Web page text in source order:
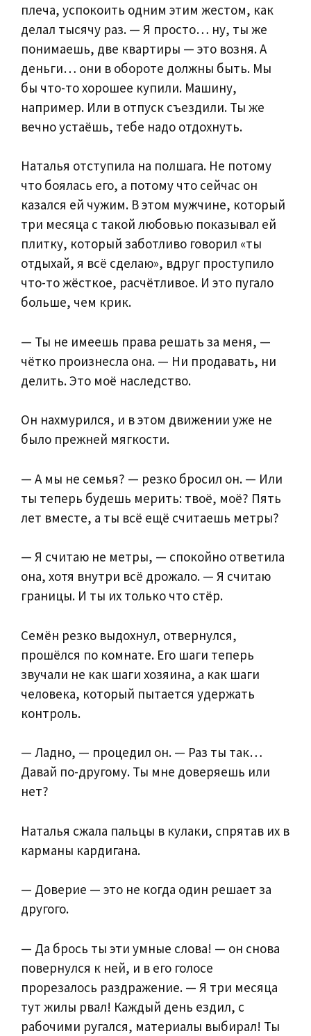
плеча, успокоить одним этим жестом, как
делал тысячу раз. — Я просто… ну, ты же
понимаешь, две квартиры — это возня. А
деньги… они в обороте должны быть. Мы
бы что-то хорошее купили. Машину,
например. Или в отпуск съездили. Ты же
вечно устаёшь, тебе надо отдохнуть.
Наталья отступила на полшага. Не потому
что боялась его, а потому что сейчас он
казался ей чужим. В этом мужчине, который
три месяца с такой любовью показывал ей
плитку, который заботливо говорил «ты
отдыхай, я всё сделаю», вдруг проступило
что-то жёсткое, расчётливое. И это пугало
больше, чем крик.
— Ты не имеешь права решать за меня, —
чётко произнесла она. — Ни продавать, ни
делить. Это моё наследство.
Он нахмурился, и в этом движении уже не
было прежней мягкости.
— А мы не семья? — резко бросил он. — Или
ты теперь будешь мерить: твоё, моё? Пять
лет вместе, а ты всё ещё считаешь метры?
— Я считаю не метры, — спокойно ответила
она, хотя внутри всё дрожало. — Я считаю
границы. И ты их только что стёр.
Семён резко выдохнул, отвернулся,
прошёлся по комнате. Его шаги теперь
звучали не как шаги хозяина, а как шаги
человека, который пытается удержать
контроль.
— Ладно, — процедил он. — Раз ты так…
Давай по-другому. Ты мне доверяешь или
нет?
Наталья сжала пальцы в кулаки, спрятав их в
карманы кардигана.
— Доверие — это не когда один решает за
другого.
— Да брось ты эти умные слова! — он снова
повернулся к ней, и в его голосе
прорезалось раздражение. — Я три месяца
тут жилы рвал! Каждый день ездил, с
рабочими ругался, материалы выбирал! Ты